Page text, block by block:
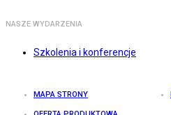
NASZE WYDARZENIA
Szkolenia i konferencje
MAPA STRONY